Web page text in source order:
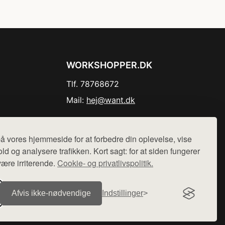
vores hjemmeside for at forbedre din oplevelse, vise
og analysere trafikken. Kort sagt: for at siden fungerer
irriterende. Cookie- og privatlivspolitik.
Afvis ikke‑nødvendige Indstillinger
WORKSHOPPER.DK
Tlf. 78768672
Mail: hej@want.dk
sælges ikke varer fra denne side - vi henviser til de shops,